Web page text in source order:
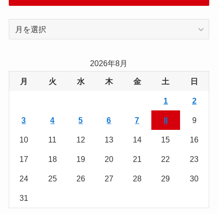
事
2026年8月
月 火 水 木 金 土 日
1 2
3 4 5 6 7 8 9
10 11 12 13 14 15 16
17 18 19 20 21 22 23
24 25 26 27 28 29 30
31